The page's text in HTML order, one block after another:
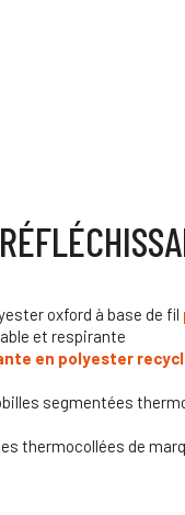
oxford à base de fil
et respirante
en polyester
segmentées
thermocollées de